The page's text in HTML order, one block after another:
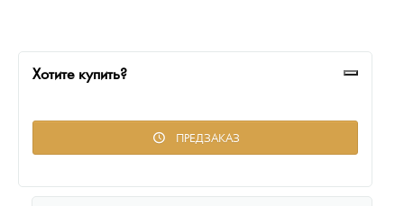
Наборы подарочных и коллекционных монет
Монеты и жетоны из недрагоценных металлов
Хотите купить?
ПРЕДЗАКАЗ